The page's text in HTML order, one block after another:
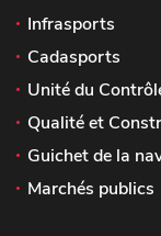
Infrasports
Cadasports
Unité du
Qualité et
Guichet de la
Marchés publics